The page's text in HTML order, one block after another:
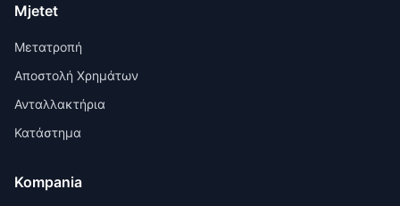
Mjetet
Μετατροπή
Αποστολή Χρημάτων
Ανταλλακτήρια
Κατάστημα
Kompania